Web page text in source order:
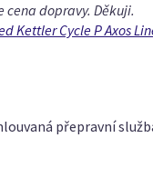
cena dopravy. Děkuji.
Kettler Cycle P Axos
přepravní